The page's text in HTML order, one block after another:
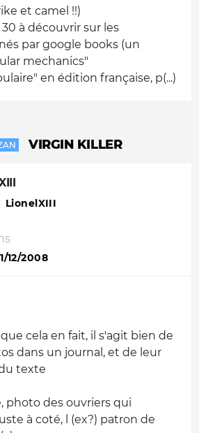
et camel !!)
à découvrir sur les
par google books (un
mechanics"
en édition française, p(...)
VIRGIN KILLER
LionelXIII
12/2008
cela en fait, il s'agit bien de
dans un journal, et de leur
texte
photo des ouvriers qui
à coté, l (ex?) patron de